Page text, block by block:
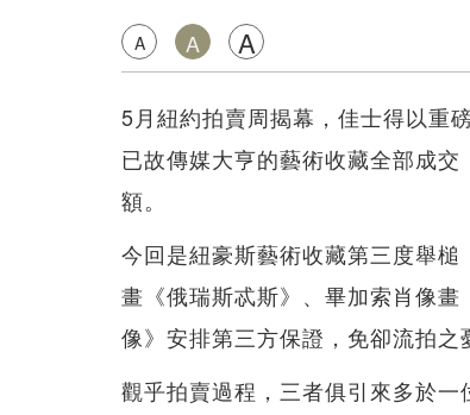
A A A
5月紐約拍賣周揭幕，佳士得以重
已故傳媒大亨的藝術收藏全部成
額。
今回是紐豪斯藝術收藏第三度舉
畫《俄瑞斯忒斯》、畢加索肖像
像》安排第三方保證，免卻流拍之
觀乎拍賣過程，三者俱引來多於